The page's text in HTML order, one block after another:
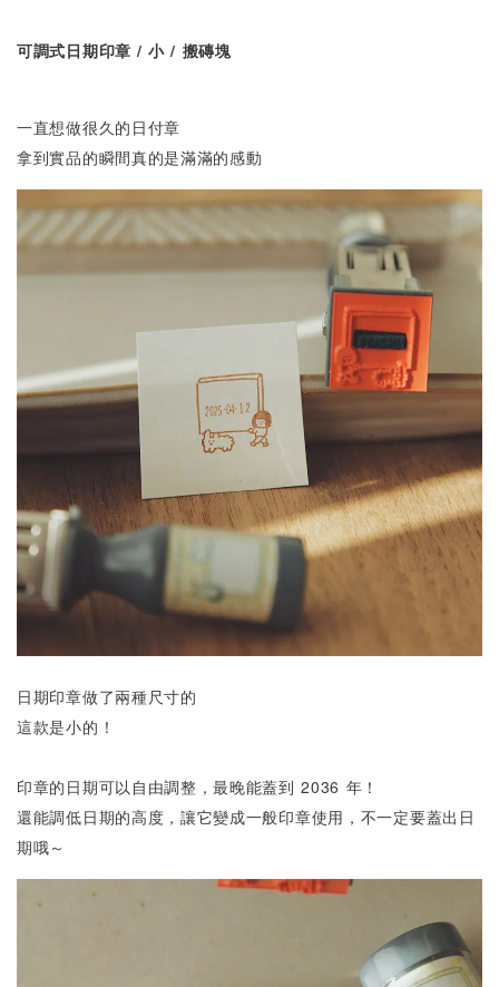
可調式日期印章 / 小 / 搬磚塊
一直想做很久的日付章
拿到實品的瞬間真的是滿滿的感動
日期印章做了兩種尺寸的
這款是小的！
印章的日期可以自由調整，最晚能蓋到 2036 年！
還能調低日期的高度，讓它變成一般印章使用，不一定要蓋出日
期哦～